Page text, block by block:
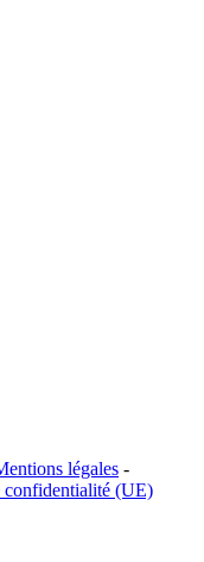
légales -
confidentialité (UE)